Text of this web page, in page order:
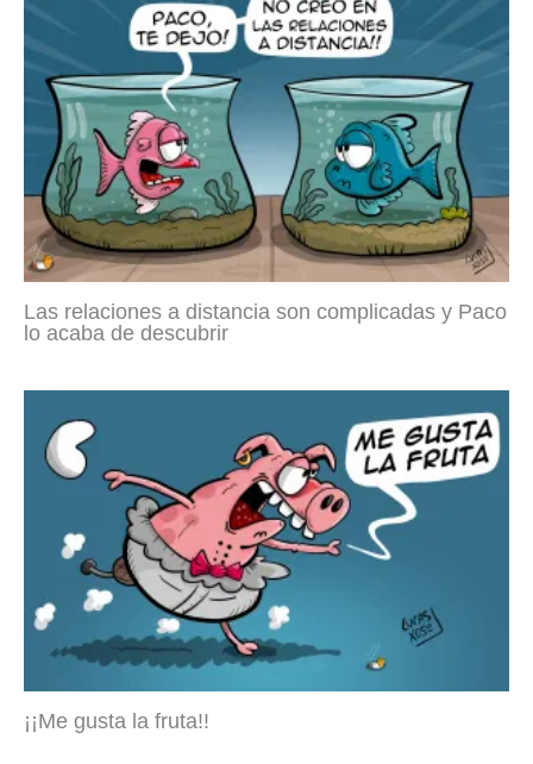
Las relaciones a distancia son complicadas y Paco
lo acaba de descubrir
¡¡Me gusta la fruta!!